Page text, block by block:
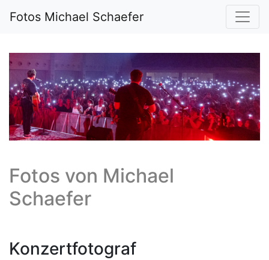
Fotos Michael Schaefer
Fotos von Michael
Schaefer
Konzertfotograf